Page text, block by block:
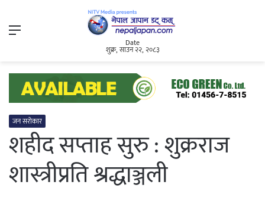
Menu
Date
शुक्र, साउन २२, २०८३
जन सरोकार
शहीद सप्ताह सुरु : शुक्रराज
शास्त्रीप्रति श्रद्धाञ्जली